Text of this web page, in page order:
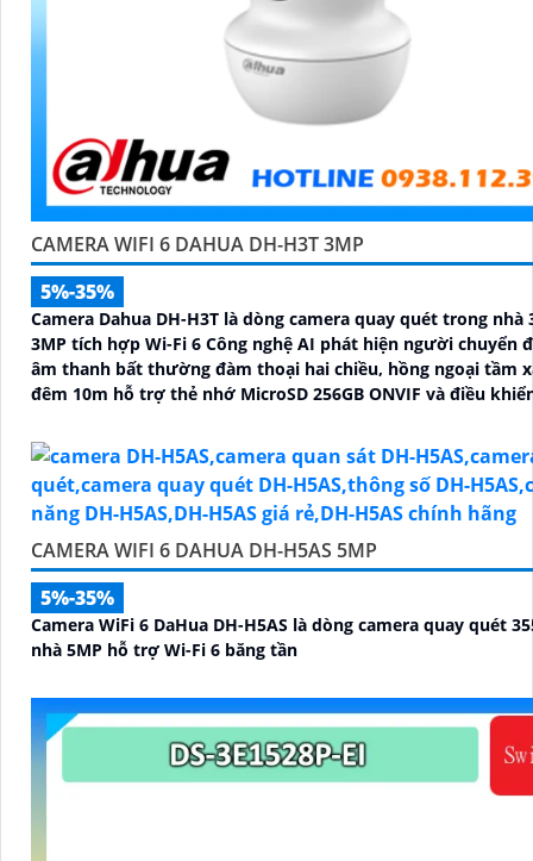
CAMERA WIFI 6 DAHUA DH-H3T 3MP
5%-35%
Camera Dahua DH-H3T là dòng camera quay quét trong nhà
3MP tích hợp Wi-Fi 6 Công nghệ AI phát hiện người chuyển
âm thanh bất thường đàm thoại hai chiều, hồng ngoại tầm
đêm 10m hỗ trợ thẻ nhớ MicroSD 256GB ONVIF và điều
CAMERA WIFI 6 DAHUA DH-H5AS 5MP
5%-35%
Camera WiFi 6 DaHua DH-H5AS là dòng camera quay quét
nhà 5MP hỗ trợ Wi-Fi 6 băng tần